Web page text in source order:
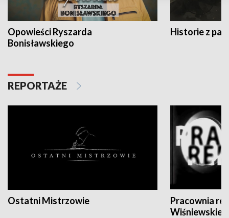
Opowieści Ryszarda
Bonisławskiego
Historie z
REPORTAŻE
Ostatni Mistrzowie
Pracownia